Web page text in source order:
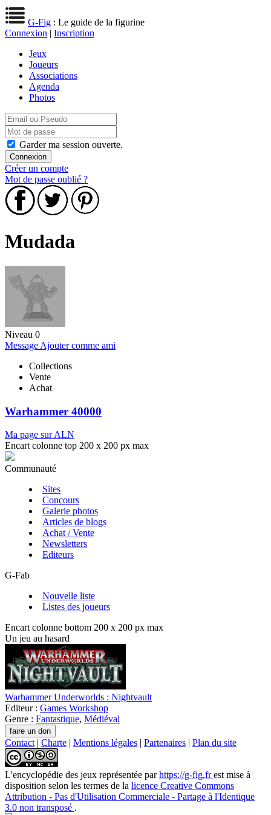
G-Fig : Le guide de la figurine
Connexion | Inscription
Jeux
Joueurs
Associations
Agenda
Photos
Garder ma session ouverte.
Créer un compte
Mot de passe oublié ?
Mudada
Niveau 0
Message Ajouter comme ami
Collections
Vente
Achat
Warhammer 40000
Ma page sur ALN
Encart colonne top 200 x 200 px max
Communauté
Sites
Concours
Galerie photos
Articles de blogs
Achat / Vente
Newsletters
Editeurs
G-Fab
Nouvelle liste
Listes des joueurs
Encart colonne bottom 200 x 200 px max
Un jeu au hasard
Warhammer Underworlds : Nightvault
Editeur : Games Workshop
Genre : Fantastique, Médiéval
Contact | Charte | Mentions légales | Partenaires | Plan du site
L'encyclopédie des jeux représentée parhttps://g-fig.frest mise à
disposition selon les termes de la licence Creative Commons
Attribution - Pas d'Utilisation Commerciale - Partage à l'Identique
3.0 non transposé .